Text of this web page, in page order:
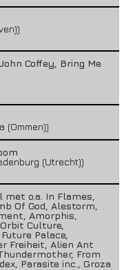
Coffey, Bring Me
(Ommen))
(Utrecht))
o.a. In Flames,
Of God, Alestorm,
Amorphis,
Culture,
Palace,
Freiheit, Alien Ant
From
Parasite inc., Groza